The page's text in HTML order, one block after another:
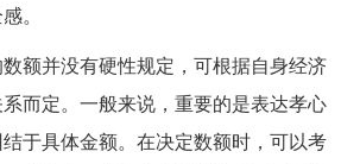
。
额并没有硬性规定，可根据自身经济
而定。一般来说，重要的是表达孝心
于具体金额。在决定数额时，可以考